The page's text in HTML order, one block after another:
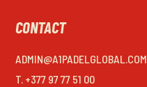
CONTACT
ADMIN@A1PADELGLOBAL.COM
T. +377 97 77 51 00